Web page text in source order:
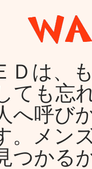
Ｄは、
ても忘
へ呼び
。メン
つかる